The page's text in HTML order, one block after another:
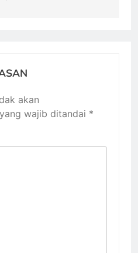
akan
wajib ditandai *